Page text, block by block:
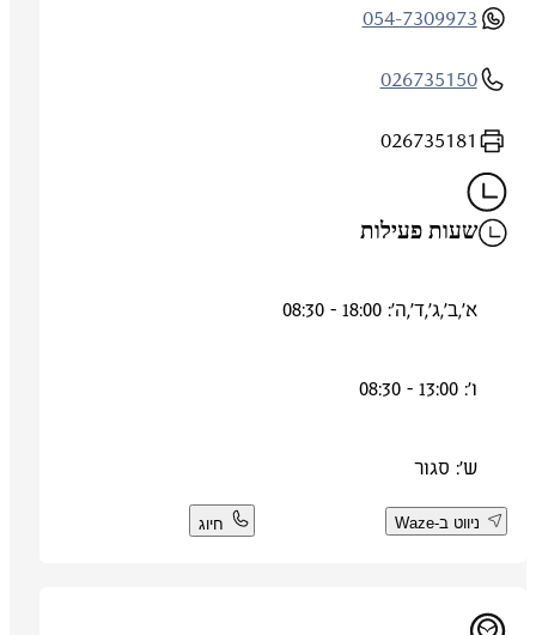
054-7309973
026735150
026735181
שעות פעילות
א',ב',ג',ד',ה': 18:00 - 08:30
ש': סגור
ניווט ב-Waze חיוג